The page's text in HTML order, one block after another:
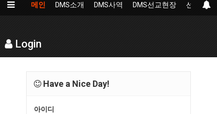
메인 DMS소개 DMS사역 DMS선교현장 선교대학
Login
Have a Nice Day!
아이디